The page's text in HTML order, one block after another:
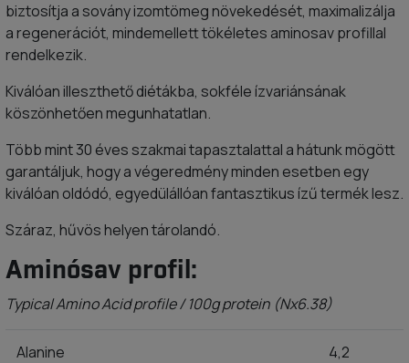
biztosítja a sovány izomtömeg növekedését, maximalizálja
a regenerációt, mindemellett tökéletes aminosav profillal
rendelkezik.
Kiválóan illeszthető diétákba, sokféle ízvariánsának
köszönhetően megunhatatlan.
Több mint 30 éves szakmai tapasztalattal a hátunk mögött
garantáljuk, hogy a végeredmény minden esetben egy
kiválóan oldódó, egyedülállóan fantasztikus ízű termék lesz.
Száraz, hűvös helyen tárolandó.
Aminósav profil:
Typical Amino Acid profile / 100g protein (Nx6.38)
Alanine 4,2